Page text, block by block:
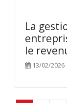
La
le
13/02/2026